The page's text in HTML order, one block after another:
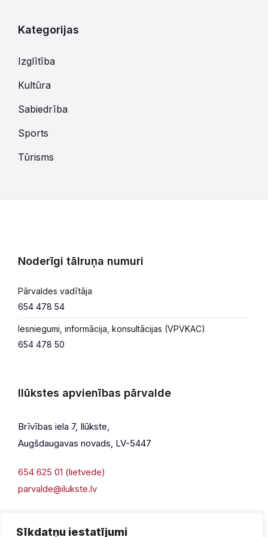
Sīkdatņu iestatījumi
Kategorijas
Izglītība
Kultūra
Sabiedrība
Sports
Tūrisms
Noderīgi tālruņa numuri
Pārvaldes vadītāja
654 478 54
Iesniegumi, informācija, konsultācijas (VPVKAC)
654 478 50
Ilūkstes apvienības pārvalde
Brīvības iela 7, Ilūkste,
Augšdaugavas novads, LV-5447
654 625 01 (lietvede)
parvalde@ilukste.lv